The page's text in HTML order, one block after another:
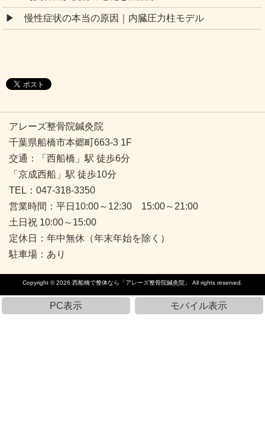
慢性症状の本当の原因｜内臓圧力柱モデル
アレーズ整骨院鍼灸院
千葉県船橋市本郷町663-3 1F
交通：「西船橋」駅 徒歩6分
「京成西船」駅 徒歩10分
TEL：047-318-3350
営業時間：平日10:00～12:30 15:00～21:00
土日祝 10:00～15:00
定休日：年中無休（年末年始を除く）
駐車場：あり
Copyright © 2026 西船橋で整体なら「アレーズ整骨院鍼灸院」 All rights reserved.
PC表示 モバイル表示